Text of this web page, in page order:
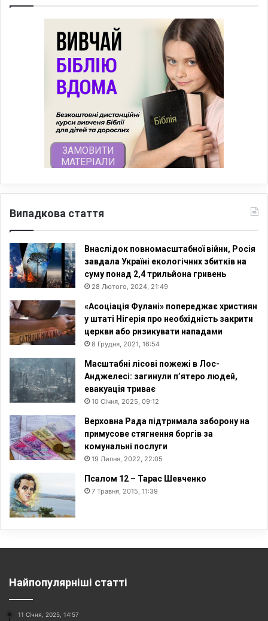
Випадкова стаття
Внаслідок повномасштабної війни, Росія
завдала Україні екологічних збитків на
суму понад 2,4 трильйона гривень
28 Лютого, 2024, 21:49
«Асоціація Фулані» попереджає християн
у штаті Нігерія про необхідність закрити
церкви або ризикувати нападами
8 Грудня, 2021, 16:54
Масштабні лісові пожежі в Лос-
Анджелесі: загинули п’ятеро людей,
евакуація триває
10 Січня, 2025, 09:12
Верховна Рада підтримала заборону на
примусове стягнення боргів за
комунальні послуги
19 Липня, 2022, 22:05
Псалом 12 – Тарас Шевченко
7 Травня, 2015, 11:39
Найпопулярніші статті
11 Січня, 2025, 14:57